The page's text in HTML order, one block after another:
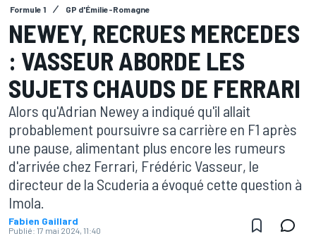
Formule 1 GP d'Émilie-Romagne
NEWEY, RECRUES MERCEDES
: VASSEUR ABORDE LES
SUJETS CHAUDS DE FERRARI
Alors qu'Adrian Newey a indiqué qu'il allait
probablement poursuivre sa carrière en F1 après
une pause, alimentant plus encore les rumeurs
d'arrivée chez Ferrari, Frédéric Vasseur, le
directeur de la Scuderia a évoqué cette question à
Imola.
Fabien Gaillard
Publié: 17 mai 2024, 11:40